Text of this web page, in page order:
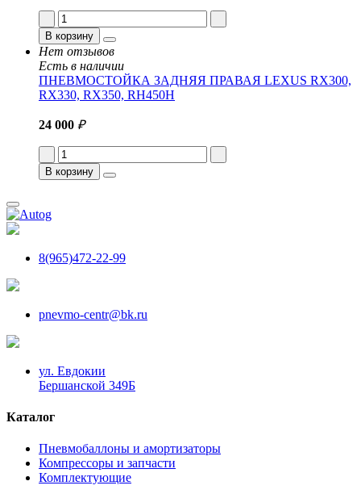
В корзину
Нет отзывов
Есть в наличии
ПНЕВМОСТОЙКА ЗАДНЯЯ ПРАВАЯ LEXUS RX300,
RX330, RX350, RH450H
24 000 ₽
В корзину
8(965)472-22-99
pnevmo-centr@bk.ru
ул. Евдокии
Бершанской 349Б
Каталог
Пневмобаллоны и амортизаторы
Компрессоры и запчасти
Комплектующие